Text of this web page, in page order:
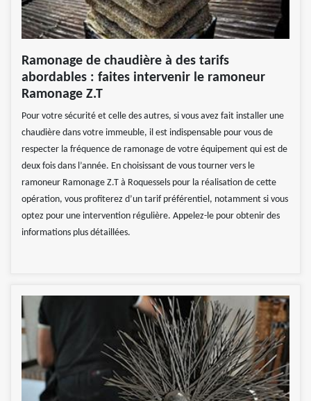
Ramonage de chaudière à des tarifs
abordables : faites intervenir le ramoneur
Ramonage Z.T
Pour votre sécurité et celle des autres, si vous avez fait installer une
chaudière dans votre immeuble, il est indispensable pour vous de
respecter la fréquence de ramonage de votre équipement qui est de
deux fois dans l’année. En choisissant de vous tourner vers le
ramoneur Ramonage Z.T à Roquessels pour la réalisation de cette
opération, vous profiterez d’un tarif préférentiel, notamment si vous
optez pour une intervention régulière. Appelez-le pour obtenir des
informations plus détaillées.